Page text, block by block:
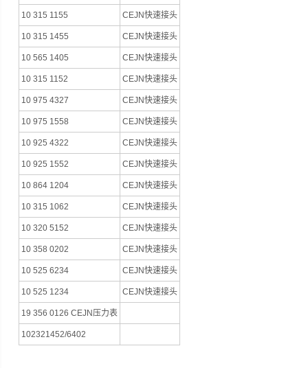
10 315 1155 CEJN快速接头
10 315 1455 CEJN快速接头
10 565 1405 CEJN快速接头
10 315 1152 CEJN快速接头
10 975 4327 CEJN快速接头
10 975 1558 CEJN快速接头
10 925 4322 CEJN快速接头
10 925 1552 CEJN快速接头
10 864 1204 CEJN快速接头
10 315 1062 CEJN快速接头
10 320 5152 CEJN快速接头
10 358 0202 CEJN快速接头
10 525 6234 CEJN快速接头
10 525 1234 CEJN快速接头
19 356 0126 CEJN压力表
102321452/6402